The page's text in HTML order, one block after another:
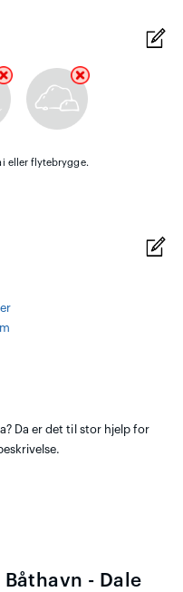
eller flytebrygge.
Da er det til stor hjelp for
- Dale